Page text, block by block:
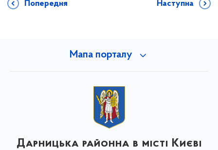
Попередня Наступна
Мапа порталу
Дарницька районна в місті Києві